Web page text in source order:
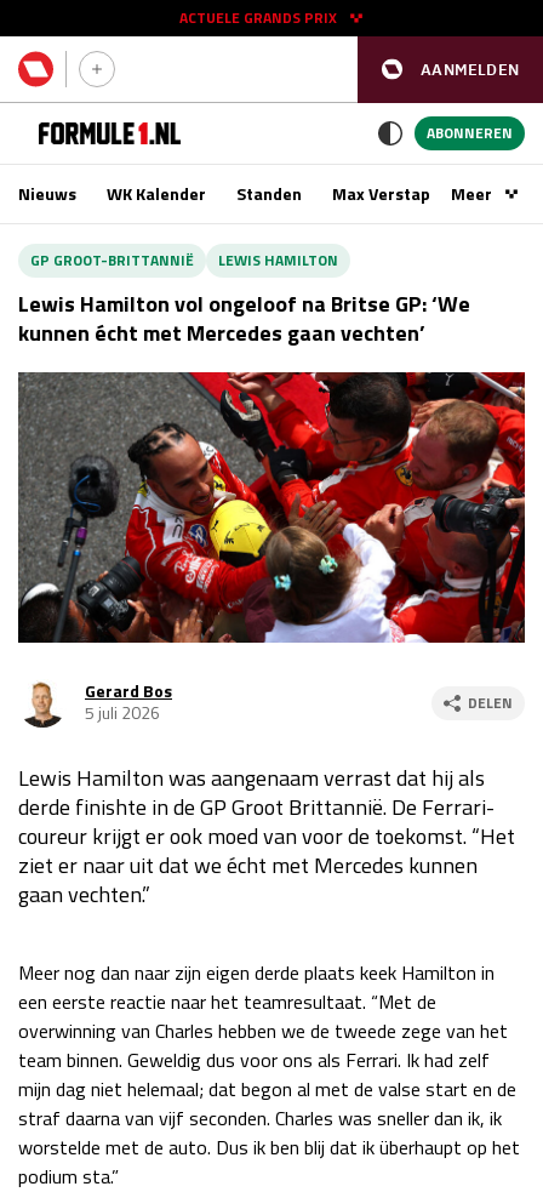
AANMELDEN
ACTUELE GRANDS PRIX
11 - 13 sep
Race
GP AZERBEIDZJAN 2026 24 - 26 sep
Kwalificatie
vr 14:00 - 15:00
Race
za 13:00 - 15:00
Kwalificatie
za 15:00 - 16:00
Race
zo 14:00 - 16:00
Kwalificatie
za 23:00 - 00:00
Race
zo 21:00 - 23:00
GP MEXICO 2026 30 okt - 01 nov
Kwalificatie
za 22:00 - 23:00
Race
zo 21:00 - 23:00
Kwalificatie
za 19:00 - 20:00
Race
LAS VEGAS GRAND PRIX 2026 20 - 22 nov
Kwalificatie
GP ABU DHABI 2026 04 - 06 dec
ABONNEREN
Nieuws WK Kalender Standen Max VerstappenMeer
GP GROOT-BRITTANNIË LEWIS HAMILTON
Lewis Hamilton vol ongeloof na Britse GP: ‘We
kunnen écht met Mercedes gaan vechten’
Gerard Bos
5 juli 2026
DELEN
Lewis Hamilton was aangenaam verrast dat hij als
derde finishte in de GP Groot Brittannië. De Ferrari-
coureur krijgt er ook moed van voor de toekomst. “Het
ziet er naar uit dat we écht met Mercedes kunnen
gaan vechten.”
Meer nog dan naar zijn eigen derde plaats keek Hamilton in
een eerste reactie naar het teamresultaat. “Met de
overwinning van Charles hebben we de tweede zege van het
team binnen. Geweldig dus voor ons als Ferrari. Ik had zelf
mijn dag niet helemaal; dat begon al met de valse start en de
straf daarna van vijf seconden. Charles was sneller dan ik, ik
worstelde met de auto. Dus ik ben blij dat ik überhaupt op het
podium sta.”